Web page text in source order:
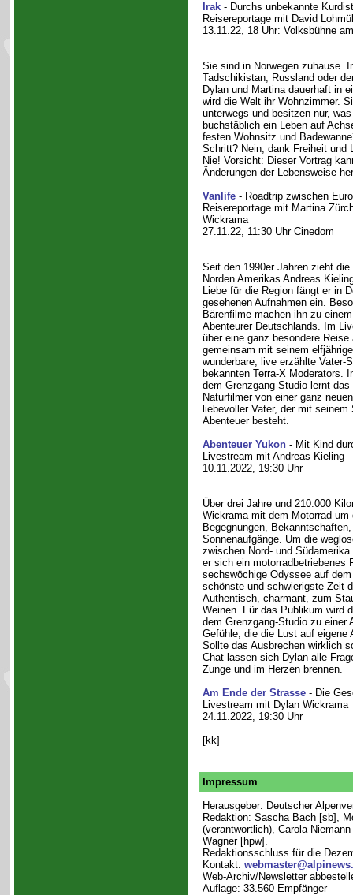
Irak- Durchs unbekannte
Reisereportage mit David
13.11.22, 18 Uhr: Volksbühne
Sie sind in Norwegen zuhause.
Tadschikistan, Russland oder
Dylan und Martina dauerhaft in
wird die Welt ihr Wohnzimmer.
unterwegs und besitzen nur,
buchstäblich ein Leben auf
festen Wohnsitz und
Schritt? Nein, dank Freiheit und
Nie! Vorsicht: Dieser Vortrag
Änderungen der Lebensweise
Vanlife- Roadtrip zwischen
Reisereportage mit Martina
Wickrama
27.11.22, 11:30 Uhr Cinedom
Seit den 1990er Jahren zieht
Norden Amerikas Andreas
Liebe für die Region fängt er in
gesehenen Aufnahmen ein.
Bärenfilme machen ihn zu
Abenteurer Deutschlands. Im
über eine ganz besondere Reise
gemeinsam mit seinem
wunderbare, live erzählte Vater-
bekannten Terra-X Moderators.
dem Grenzgang-Studio lernt
Naturfilmer von einer ganz
liebevoller Vater, der mit
Abenteuer besteht.
Abenteuer Yukon- Mit Kind
Livestream mit Andreas Kieling
10.11.2022, 19:30 Uhr
Über drei Jahre und 210.000
Wickrama mit dem Motorrad
Begegnungen,
Sonnenaufgänge. Um die
zwischen Nord- und
er sich ein motorradbetriebenes
sechswöchige Odyssee auf
schönste und schwierigste Zeit
Authentisch, charmant, zum
Weinen. Für das Publikum wird
dem Grenzgang-Studio zu einer
Gefühle, die die Lust auf eigene
Sollte das Ausbrechen wirklich
Chat lassen sich Dylan alle
Zunge und im Herzen brennen.
Am Ende der Strasse- Die
Livestream mit Dylan Wickrama
24.11.2022, 19:30 Uhr
[kk]
Impressum
Herausgeber: Deutscher
Redaktion: Sascha Bach [sb],
(verantwortlich), Carola
Wagner [hpw].
Redaktionsschluss für die
Kontakt:
Web-Archiv/Newsletter
Auflage: 33.560 Empfänger